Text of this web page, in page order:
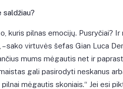
saldžiau?
kuris pilnas emocijų. Pusryčiai? Ir
sako virtuvės šefas Gian Luca
mums mėgautis net ir
maistas gali pasirodyti neskanus
mėgautis skoniais.“ Jei esi